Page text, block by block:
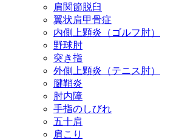
肩関節脱臼
翼状肩甲骨症
内側上顆炎（ゴルフ肘）
野球肘
突き指
外側上顆炎（テニス肘）
腱鞘炎
肘内障
手指のしびれ
五十肩
肩こり